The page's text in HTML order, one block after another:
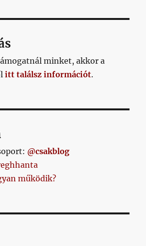
bejegyzéshez
OLD
minket, akkor a
itt találsz információt.
@csakblog
működik?